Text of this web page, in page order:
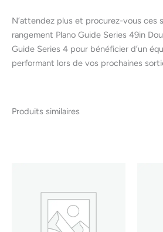
N’attendez plus et procurez-vous ces
rangement Plano Guide Series 49in
Guide Series 4 pour bénéficier d’un
performant lors de vos prochaines
Produits similaires